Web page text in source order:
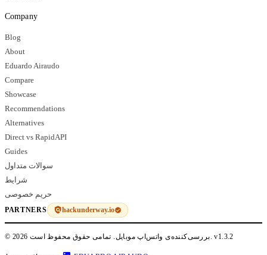
Company
Blog
About
Eduardo Airaudo
Compare
Showcase
Recommendations
Alternatives
Direct vs RapidAPI
Guides
سوالات متداول
شرایط
حریم خصوصی
PARTNERS hackunderway.io
© 2026 بررسی‌کننده‌ی واتس‌اپ موبایل. تمامی حقوق محفوظ است.v1.3.2